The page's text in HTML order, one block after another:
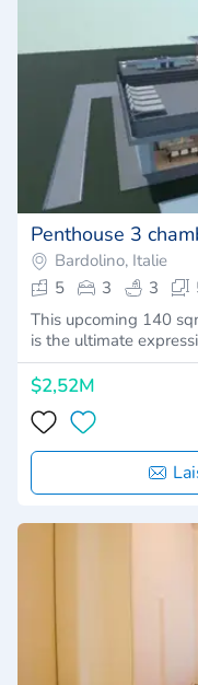
Penthouse 3
Bardolino, Italie
5
3 3
This upcoming 140
is the ultimate
$2,52M